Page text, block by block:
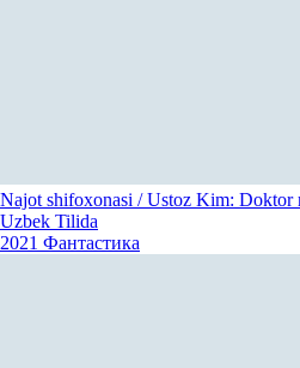
Najot shifoxonasi / Ustoz Kim: Doktor
Uzbek Tilida
2021 Фантастика